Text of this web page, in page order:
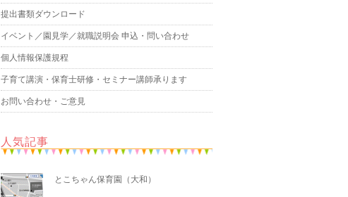
提出書類ダウンロード
イベント／園見学／就職説明会 申込・問い合わせ
個人情報保護規程
子育て講演・保育士研修・セミナー講師承ります
お問い合わせ・ご意見
人気記事
とこちゃん保育園（大和）